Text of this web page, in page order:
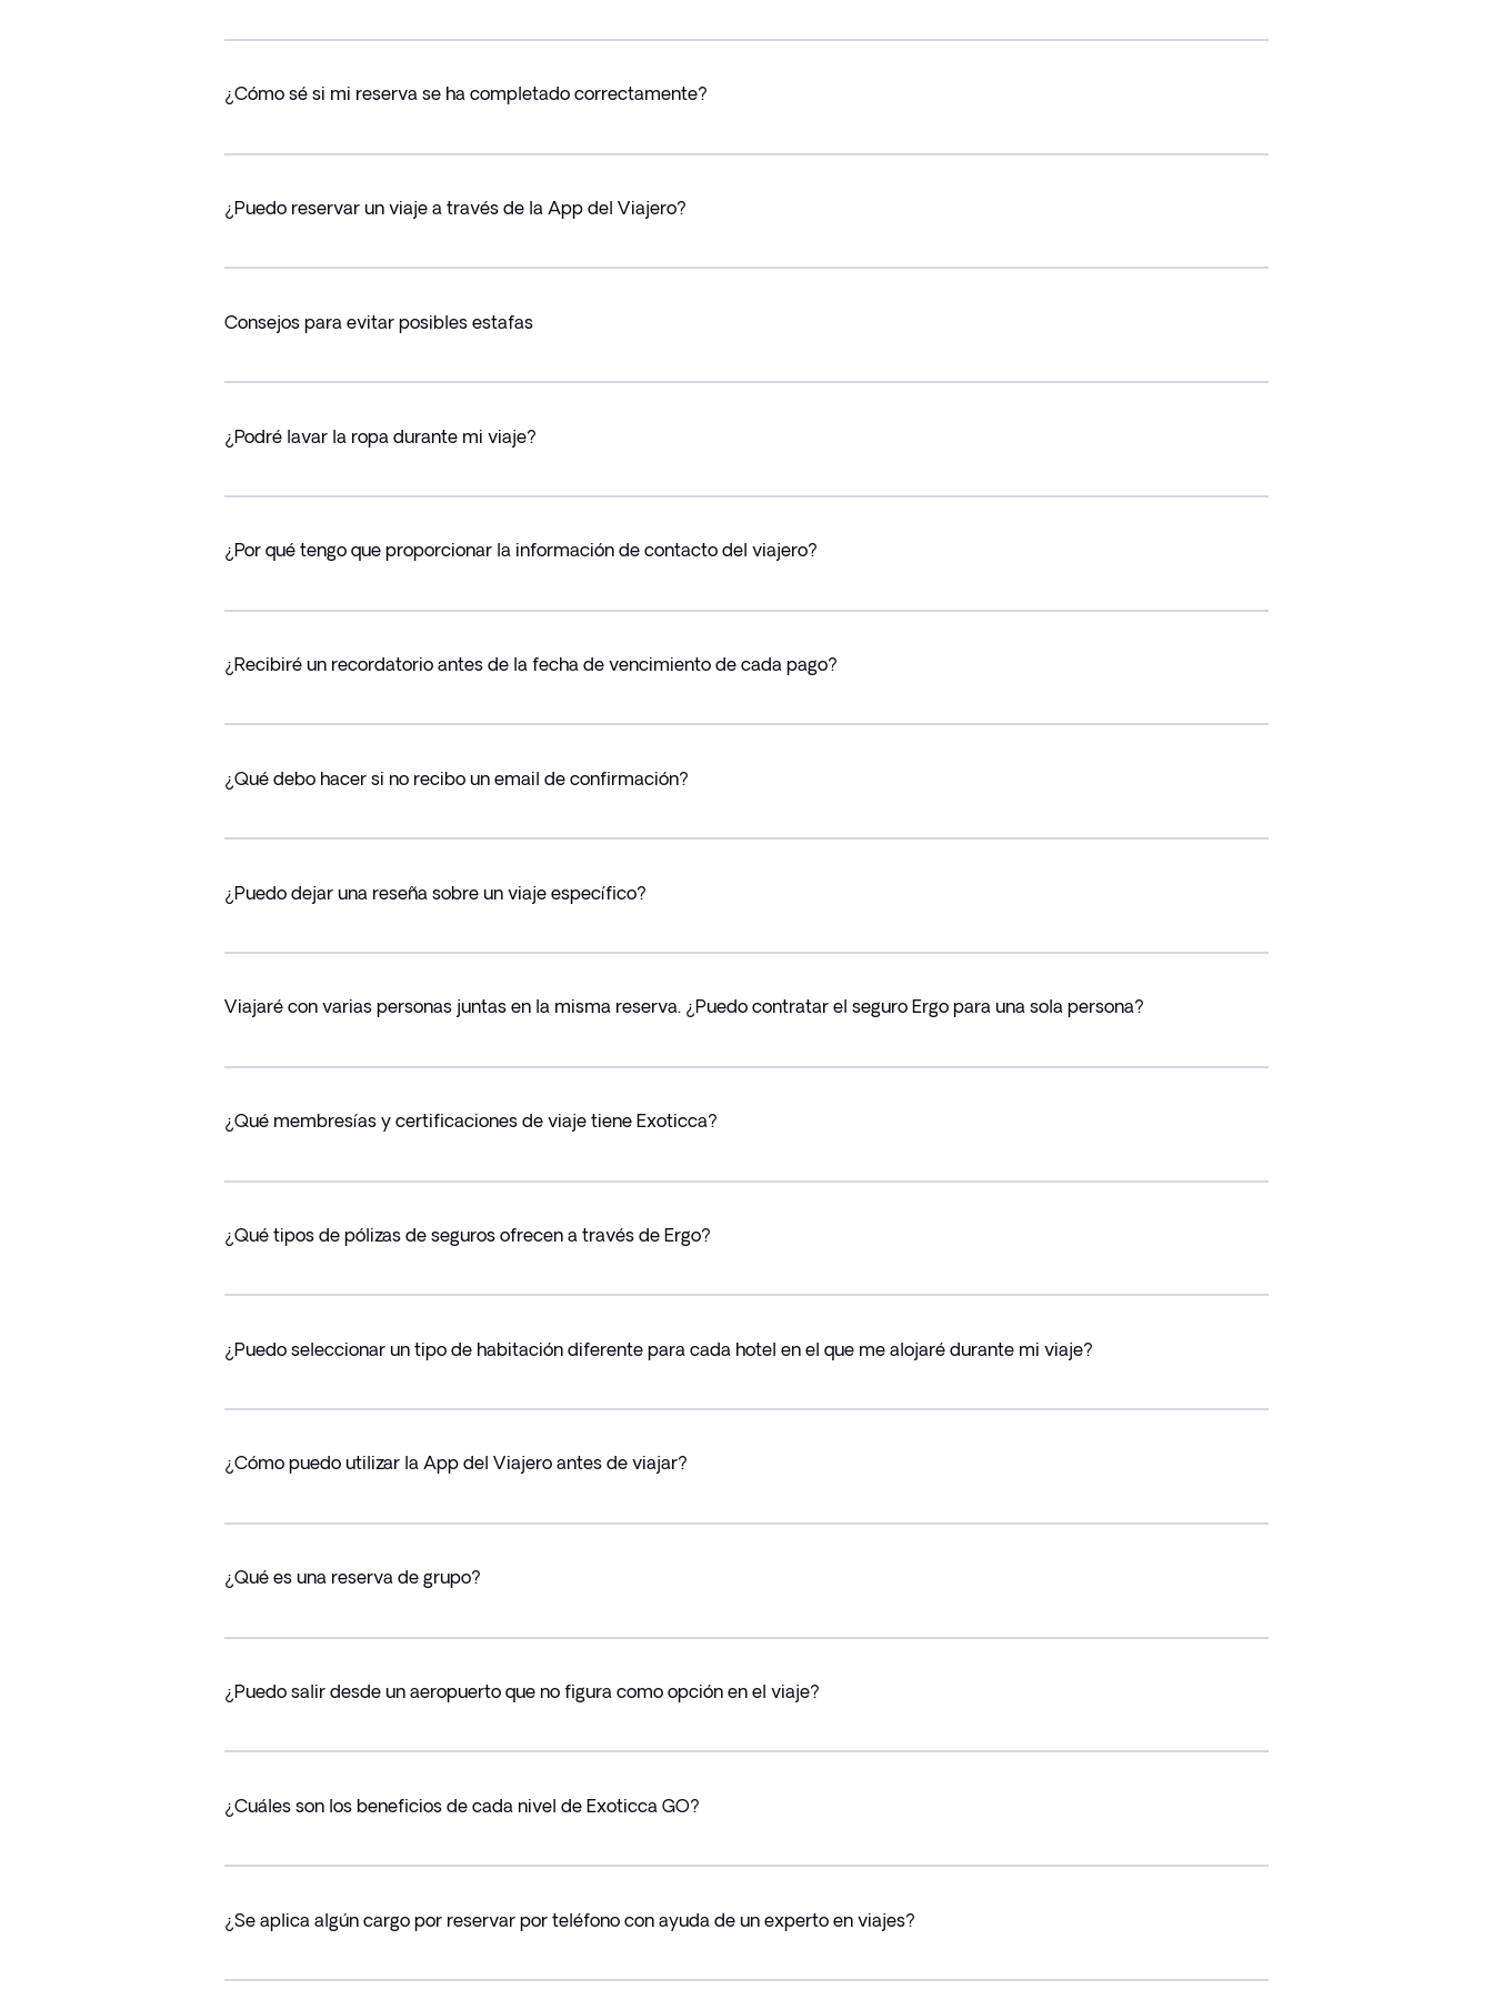
¿Cómo sé si mi reserva se ha completado correctamente?
¿Puedo reservar un viaje a través de la App del Viajero?
Consejos para evitar posibles estafas
¿Podré lavar la ropa durante mi viaje?
¿Por qué tengo que proporcionar la información de contacto del viajero?
¿Recibiré un recordatorio antes de la fecha de vencimiento de cada pago?
¿Qué debo hacer si no recibo un email de confirmación?
¿Puedo dejar una reseña sobre un viaje específico?
Viajaré con varias personas juntas en la misma reserva. ¿Puedo contratar el seguro Ergo para una sola persona?
¿Qué membresías y certificaciones de viaje tiene Exoticca?
¿Qué tipos de pólizas de seguros ofrecen a través de Ergo?
¿Puedo seleccionar un tipo de habitación diferente para cada hotel en el que me alojaré durante mi viaje?
¿Cómo puedo utilizar la App del Viajero antes de viajar?
¿Qué es una reserva de grupo?
¿Puedo salir desde un aeropuerto que no figura como opción en el viaje?
¿Cuáles son los beneficios de cada nivel de Exoticca GO?
¿Se aplica algún cargo por reservar por teléfono con ayuda de un experto en viajes?